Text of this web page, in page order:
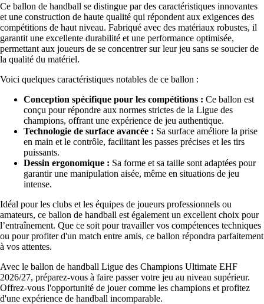
Ce ballon de handball se distingue par des caractéristiques innovantes
et une construction de haute qualité qui répondent aux exigences des
compétitions de haut niveau. Fabriqué avec des matériaux robustes, il
garantit une excellente durabilité et une performance optimisée,
permettant aux joueurs de se concentrer sur leur jeu sans se soucier de
la qualité du matériel.
Voici quelques caractéristiques notables de ce ballon :
Conception spécifique pour les compétitions : Ce ballon est
conçu pour répondre aux normes strictes de la Ligue des
champions, offrant une expérience de jeu authentique.
Technologie de surface avancée : Sa surface améliore la prise
en main et le contrôle, facilitant les passes précises et les tirs
puissants.
Dessin ergonomique : Sa forme et sa taille sont adaptées pour
garantir une manipulation aisée, même en situations de jeu
intense.
Idéal pour les clubs et les équipes de joueurs professionnels ou
amateurs, ce ballon de handball est également un excellent choix pour
l’entraînement. Que ce soit pour travailler vos compétences techniques
ou pour profiter d'un match entre amis, ce ballon répondra parfaitement
à vos attentes.
Avec le ballon de handball Ligue des Champions Ultimate EHF
2026/27, préparez-vous à faire passer votre jeu au niveau supérieur.
Offrez-vous l'opportunité de jouer comme les champions et profitez
d'une expérience de handball incomparable.